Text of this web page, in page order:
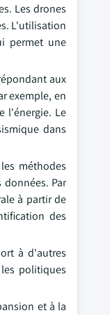
Les drones
L'utilisation
permet une
aux
exemple, en
l'énergie. Le
dans
méthodes
Par
à partir de
des
à d'autres
politiques
et à la